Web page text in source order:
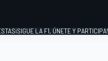
¡SIGUE LA F1, ÚNETE Y PARTICIPA!